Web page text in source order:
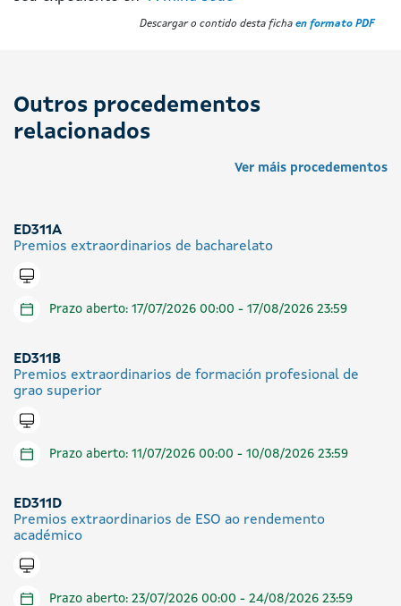
Descargar o contido desta ficha en formato PDF
Outros procedementos
relacionados
Ver máis procedementos
ED311A
Premios extraordinarios de bacharelato
Tramitar en liña
Prazo aberto: 17/07/2026 00:00 - 17/08/2026 23:59
ED311B
Premios extraordinarios de formación profesional de
grao superior
Tramitar en liña
Prazo aberto: 11/07/2026 00:00 - 10/08/2026 23:59
ED311D
Premios extraordinarios de ESO ao rendemento
académico
Tramitar en liña
Prazo aberto: 23/07/2026 00:00 - 24/08/2026 23:59